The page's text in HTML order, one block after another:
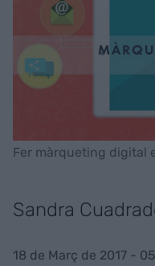
Fer màrqueting digital
Sandra
18 de Març de 2017 -